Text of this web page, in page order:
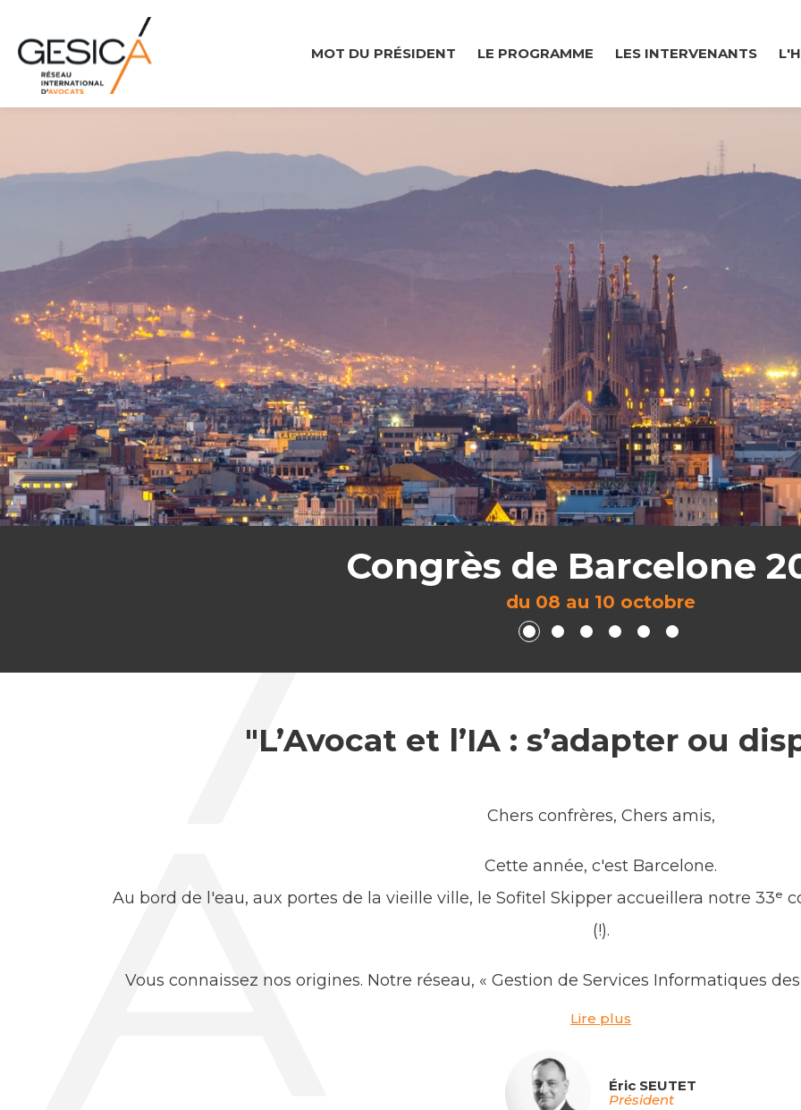
MOT DU PRÉSIDENT LE PROGRAMME LES INTERVENANTS
Congrès de Barcelone
du 08 au 10 octobre
"L’Avocat et l’IA : s’adapter ou
Chers confrères, Chers amis,
Cette année, c'est Barcelone.
Au bord de l'eau, aux portes de la vieille ville, le Sofitel Skipper accueillera notre 33ᵉ
(!).
Vous connaissez nos origines. Notre réseau, « Gestion de Services Informatiques
idée simple et puissante : mutualiser nos outils, partager nos
Ne nous y trompons pas. Cette vague ne nous demandera pas la
Lire plus
Éric SEUTET
Président